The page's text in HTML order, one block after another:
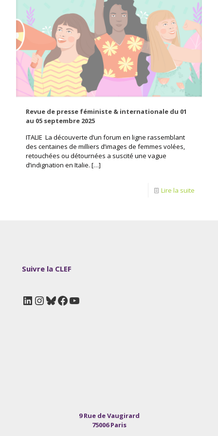
Revue de presse féministe & internationale du 01
au 05 septembre 2025
ITALIE La découverte d’un forum en ligne rassemblant
des centaines de milliers d’images de femmes volées,
retouchées ou détournées a suscité une vague
d’indignation en Italie. […]
Lire la suite
Suivre la CLEF
LinkedIn
Instagram
Bluesky
Facebook
YouTube
9 Rue de Vaugirard
75006 Paris